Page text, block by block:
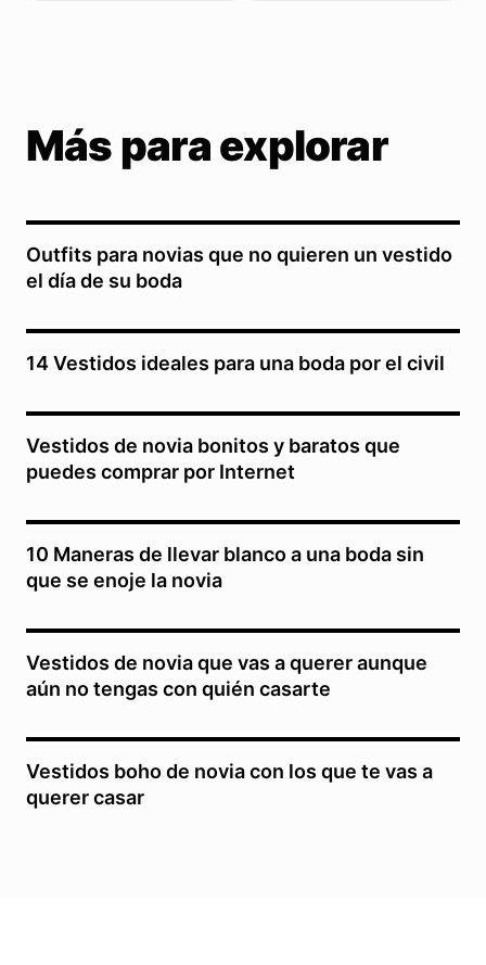
Más para explorar
Outfits para novias que no quieren un vestido
el día de su boda
14 Vestidos ideales para una boda por el civil
Vestidos de novia bonitos y baratos que
puedes comprar por Internet
10 Maneras de llevar blanco a una boda sin
que se enoje la novia
Vestidos de novia que vas a querer aunque
aún no tengas con quién casarte
Vestidos boho de novia con los que te vas a
querer casar